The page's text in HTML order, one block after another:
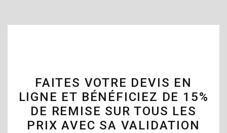
FAITES VOTRE DEVIS EN
LIGNE ET BÉNÉFICIEZ DE 15%
DE REMISE SUR TOUS LES
PRIX AVEC SA VALIDATION